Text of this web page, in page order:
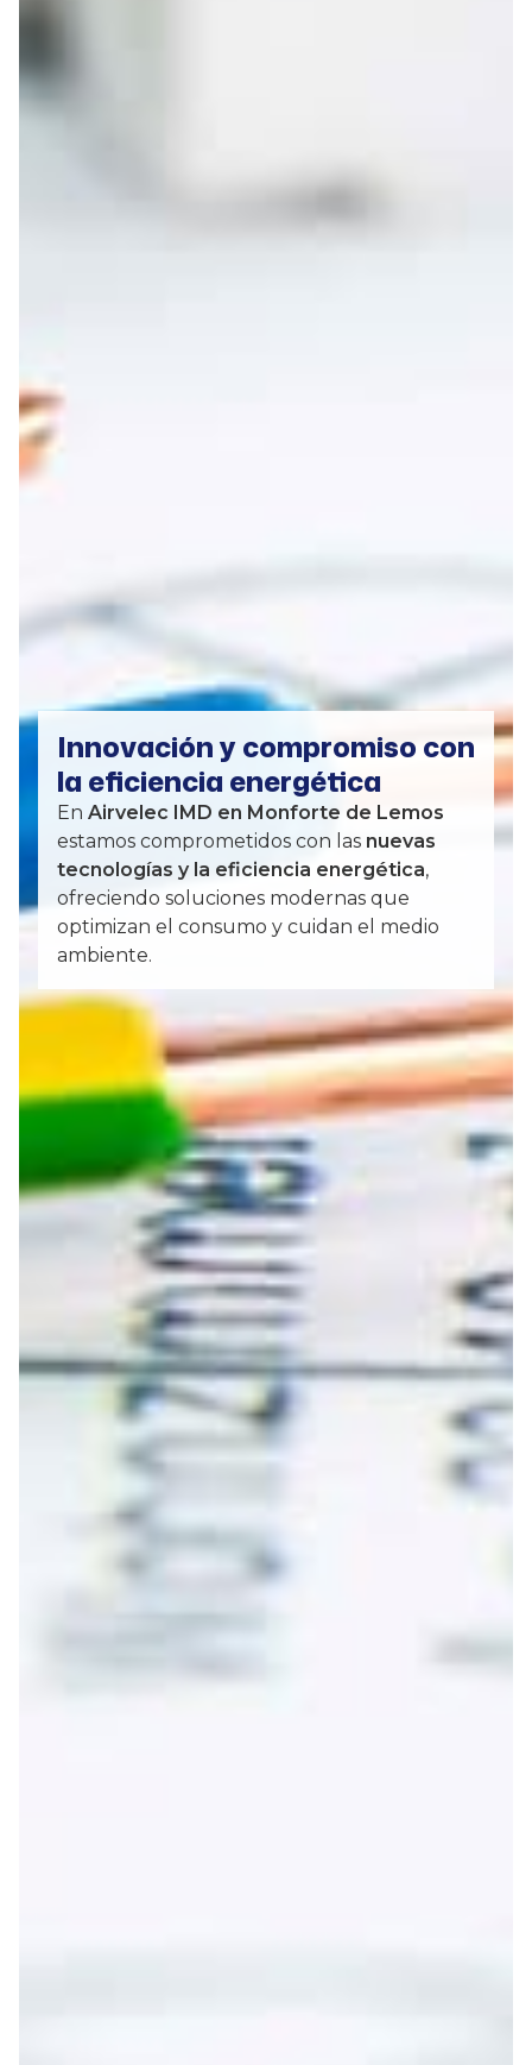
Innovación y compromiso con
la eficiencia energética
En Airvelec IMD en Monforte de Lemos
estamos comprometidos con las nuevas
tecnologías y la eficiencia energética,
ofreciendo soluciones modernas que
optimizan el consumo y cuidan el medio
ambiente.